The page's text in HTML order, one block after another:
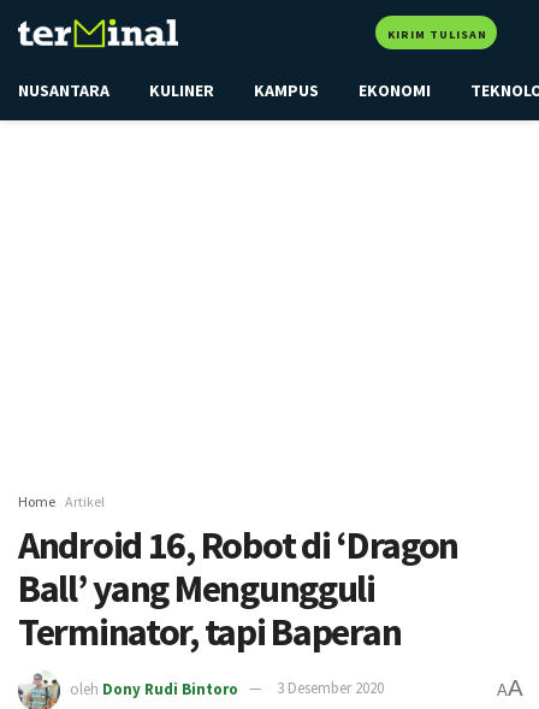
KIRIM TULISAN
NUSANTARA KULINER KAMPUS EKONOMI
Home Artikel
Android 16, Robot di ‘Dragon
Ball’ yang Mengungguli
Terminator, tapi Baperan
oleh Dony Rudi Bintoro 3 Desember 2020 AA